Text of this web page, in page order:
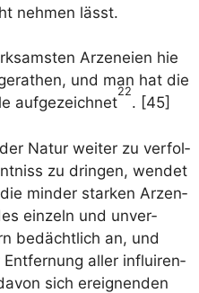
neh­men lässt.
Arze­n­ei­en hie
und man hat die
auf­ge­zeich­net
22
. [45]
Natur wei­ter zu ver­fol­
zu drin­gen, wen­det
min­der star­ken Arzen­
ein­zeln und unver­
bedächt­lich an, und
aller influi­ren­
sich ereig­nen­den